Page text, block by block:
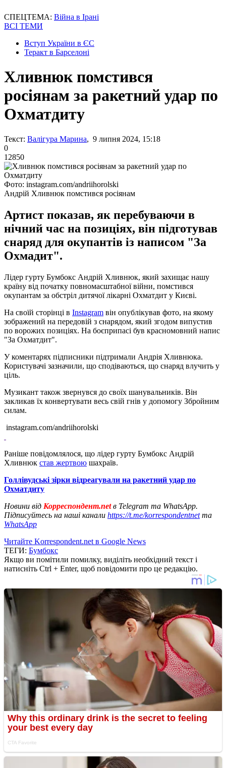
СПЕЦТЕМА: Війна в Ірані
ВСІ ТЕМИ
Вступ України в ЄС
Теракт в Барселоні
Хливнюк помстився
росіянам за ракетний удар по
Охматдиту
Текст: Валігура Марина, 9 липня 2024, 15:18
0
12850
Фото: instagram.com/andriihorolski
Андрій Хливнюк помстився росіянам
Артист показав, як перебуваючи в
нічний час на позиціях, він підготував
снаряд для окупантів із написом "За
Охмадит".
Лідер гурту Бумбокс Андрій Хливнюк, який захищає нашу
країну від початку повномасштабної війни, помстився
окупантам за обстріл дитячої лікарні Охматдит у Києві.
На своїй сторінці в Instagram він опублікував фото, на якому
зображений на передовій з снарядом, який згодом випустив
по ворожих позиціях. На боєприпасі був красномовний напис
"За Охматдит".
У коментарях підписники підтримали Андрія Хливнюка.
Користувачі зазначили, що сподіваються, що снаряд влучить у
ціль.
Музикант також звернувся до своїх шанувальників. Він
закликав їх конвертувати весь свій гнів у допомогу Збройним
силам.
instagram.com/andriihorolski
Раніше повідомлялося, що лідер гурту Бумбокс Андрій
Хливнюк став жертвою шахраїв.
Голлівудські зірки відреагували на ракетний удар по
Охматдиту
Новини від Корреспондент.netв Telegram та WhatsApp.
Підписуйтесь на наші канали https://t.me/korrespondentnetта
WhatsApp
Читайте Korrespondent.net в Google News
ТЕГИ: Бумбокс
Якщо ви помітили помилку, виділіть необхідний текст і
натисніть Ctrl + Enter, щоб повідомити про це редакцію.